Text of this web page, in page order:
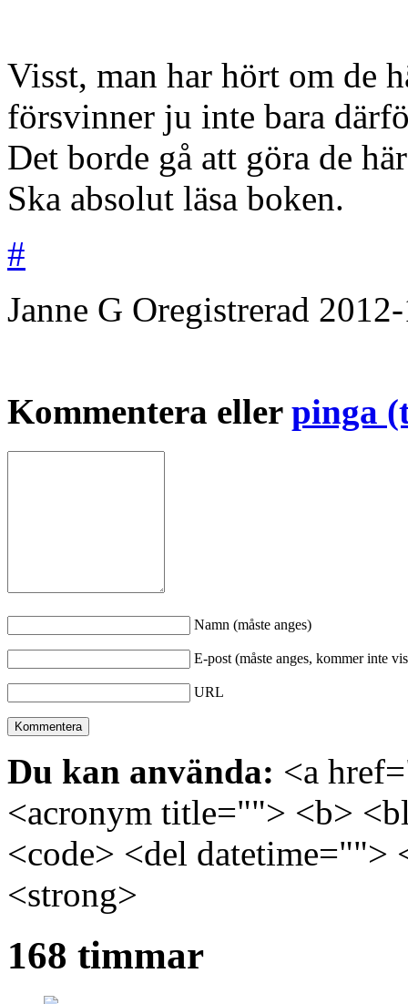
Visst, man har hört om de
försvinner ju inte bara
Det borde gå att göra de
Ska absolut läsa boken.
#
Janne G Oregistrerad
Kommentera eller pinga
Namn (måste anges)
E-post (måste anges, kommer inte
URL
Du kan använda: <a
<acronym title=""> <b>
<code> <del
<strong>
168 timmar